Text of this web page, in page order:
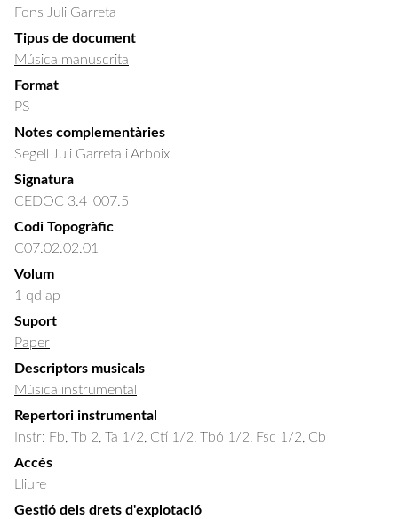
Fons Juli Garreta
Tipus de document
Música manuscrita
Format
PS
Notes complementàries
Segell Juli Garreta i Arboix.
Signatura
CEDOC 3.4_007.5
Codi Topogràfic
C07.02.02.01
Volum
1 qd ap
Suport
Paper
Descriptors musicals
Música instrumental
Repertori instrumental
Instr: Fb, Tb 2, Ta 1/2, Ctí 1/2, Tbó 1/2, Fsc 1/2, Cb
Accés
Lliure
Gestió dels drets d'explotació